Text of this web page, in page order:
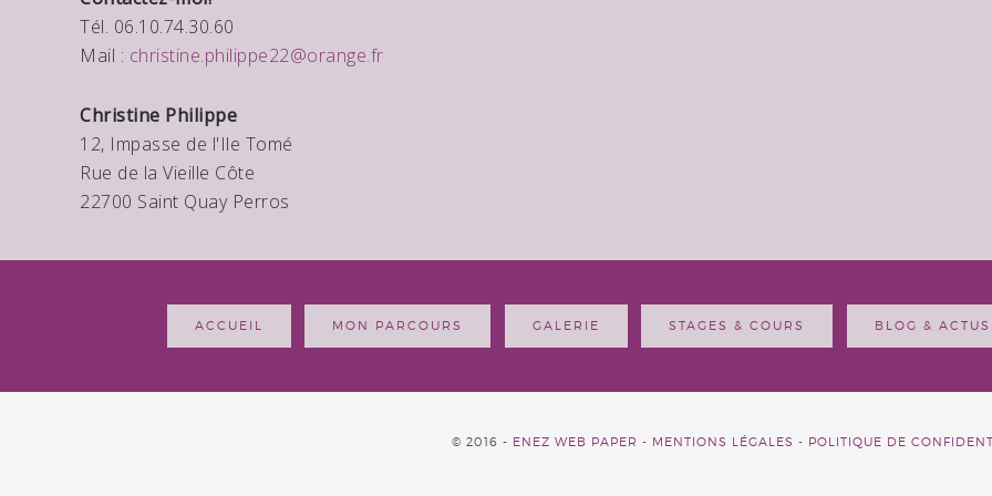
Tél. 06.10.74.30.60
Mail : christine.philippe22@orange.fr
Christine Philippe
12, Impasse de l'Ile Tomé
Rue de la Vieille Côte
22700 Saint Quay Perros
ACCUEIL MON PARCOURS GALERIE STAGES & COURS BLOG & ACTUS
© 2016 - ENEZ WEB PAPER - MENTIONS LÉGALES - POLITIQUE DE